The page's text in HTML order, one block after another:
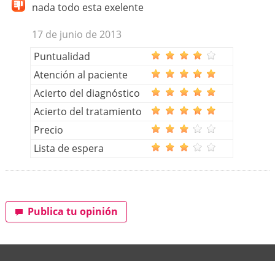
nada todo esta exelente
17 de junio de 2013
Puntualidad
Atención al paciente
Acierto del diagnóstico
Acierto del tratamiento
Precio
Lista de espera
Publica tu opinión